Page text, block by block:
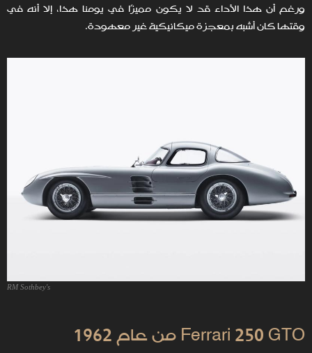
ورغم أن هذا الأداء قد لا يكون مميزًا في يومنا هذا، إلا أنه في
وقتها كان أشبه بمعجزة ميكانيكية غير معهودة.
RM Sothbey's
Ferrari 250 GTO من عام 1962